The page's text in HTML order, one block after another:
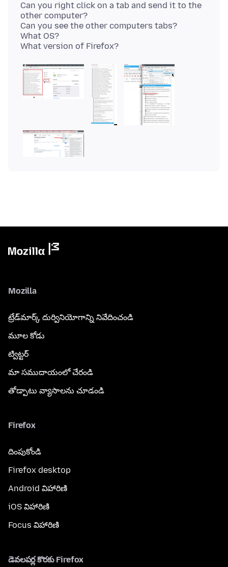
Can you right click on a tab and send it to the
other computer?
Can you see the other computers tabs?
What OS?
Mozilla
ట్రేడ్‌మార్క్ దుర్వినియోగాన్ని నివేదించండి
మూల కోడు
ట్విట్టర్
మా సముదాయంలో చేరండి
తోడ్పాటు వ్యాసాలను చూడండి
Firefox
దింపుకోండి
Firefox desktop
Android విహారిణి
iOS విహారిణి
Focus విహారిణి
డెవలపర్ల కొరకు Firefox